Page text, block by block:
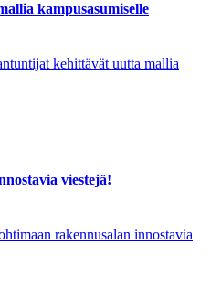
kampusasumiselle
kehittävät uutta mallia
viestejä!
rakennusalan innostavia